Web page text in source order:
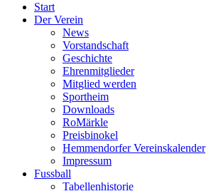
Start
Der Verein
News
Vorstandschaft
Geschichte
Ehrenmitglieder
Mitglied werden
Sportheim
Downloads
RoMärkle
Preisbinokel
Hemmendorfer Vereinskalender
Impressum
Fussball
Tabellenhistorie